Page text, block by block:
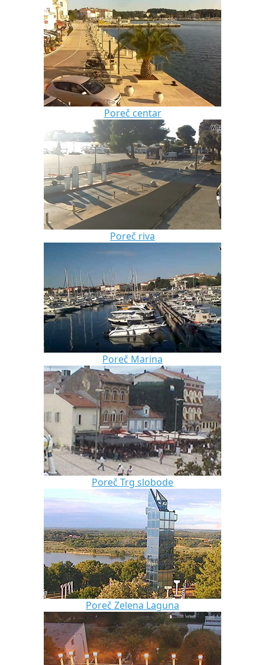
Poreč centar
Poreč riva
Poreč Marina
Poreč Trg slobode
Poreč Zelena Laguna